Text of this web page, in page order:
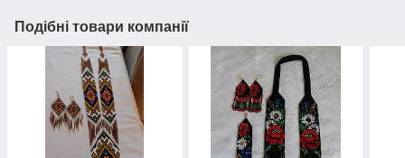
Подібні товари компанії